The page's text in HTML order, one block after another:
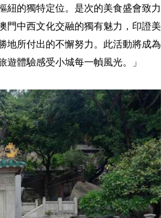
紐的獨特定位。是次的美食盛會致力
門中西文化交融的獨有魅力，印證美
地所付出的不懈努力。此活動將成為
遊體驗感受小城每一幀風光。」